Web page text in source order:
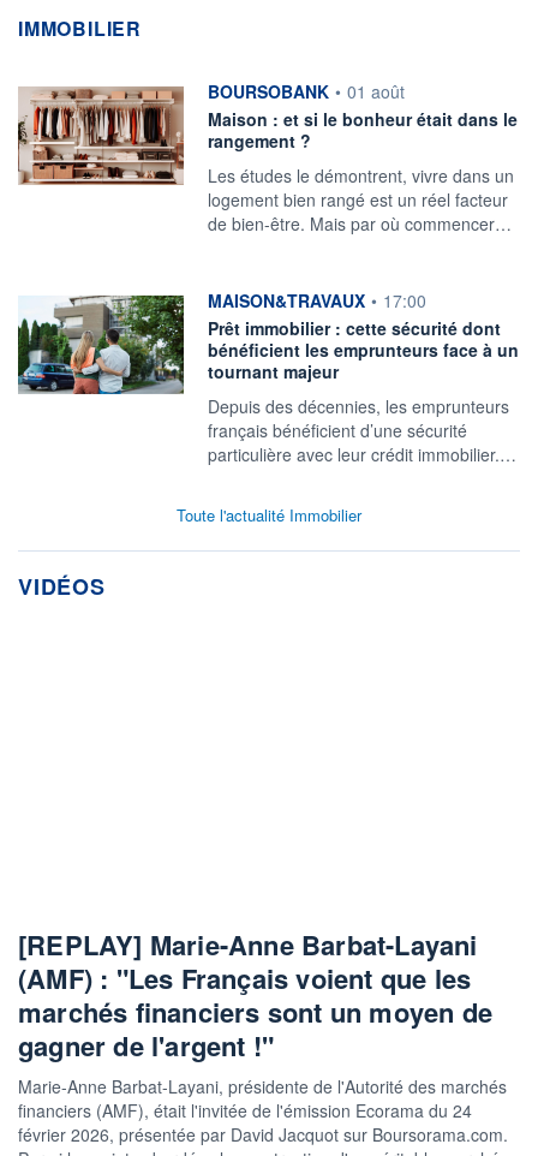
IMMOBILIER
information fournie par
BOURSOBANK • 01 août
Maison : et si le bonheur était dans le
rangement ?
Les études le démontrent, vivre dans un
logement bien rangé est un réel facteur
de bien-être. Mais par où commencer…
information fournie par
MAISON&TRAVAUX • 17:00
Prêt immobilier : cette sécurité dont
bénéficient les emprunteurs face à un
tournant majeur
Depuis des décennies, les emprunteurs
français bénéficient d’une sécurité
particulière avec leur crédit immobilier.…
Toute l'actualité Immobilier
VIDÉOS
[REPLAY] Marie-Anne Barbat-Layani
(AMF) : "Les Français voient que les
marchés financiers sont un moyen de
gagner de l'argent !"
Marie-Anne Barbat-Layani, présidente de l'Autorité des marchés
financiers (AMF), était l'invitée de l'émission Ecorama du 24
février 2026, présentée par David Jacquot sur Boursorama.com.